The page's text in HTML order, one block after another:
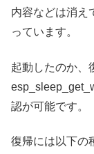
内容などは消え
っています。
起動したのか、
認が可能です。
復帰には以下の